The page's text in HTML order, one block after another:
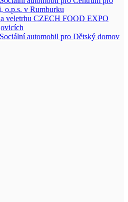
o.p.s. v Rumburku
veletrhu CZECH FOOD EXPO
automobil pro Dětský domov